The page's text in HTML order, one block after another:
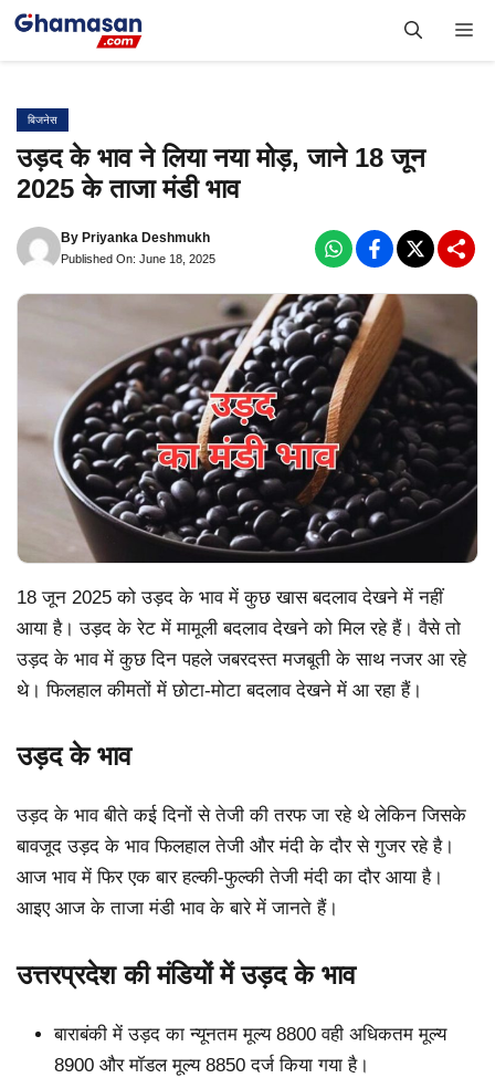
Skip
बिजनेस
उड़द के भाव ने लिया नया मोड़, जाने 18 जून
2025 के ताजा मंडी भाव
By Priyanka Deshmukh
Published On: June 18, 2025
18 जून 2025 को उड़द के भाव में कुछ खास बदलाव देखने में नहीं
आया है। उड़द के रेट में मामूली बदलाव देखने को मिल रहे हैं। वैसे तो
उड़द के भाव में कुछ दिन पहले जबरदस्त मजबूती के साथ नजर आ रहे
थे। फिलहाल कीमतों में छोटा-मोटा बदलाव देखने में आ रहा हैं।
उड़द के भाव
उड़द के भाव बीते कई दिनों से तेजी की तरफ जा रहे थे लेकिन जिसके
बावजूद उड़द के भाव फिलहाल तेजी और मंदी के दौर से गुजर रहे है।
आज भाव में फिर एक बार हल्की-फुल्की तेजी मंदी का दौर आया है।
आइए आज के ताजा मंडी भाव के बारे में जानते हैं।
उत्तरप्रदेश की मंडियों में उड़द के भाव
बाराबंकी में उड़द का न्यूनतम मूल्य 8800 वही अधिकतम मूल्य
8900 और मॉडल मूल्य 8850 दर्ज किया गया है।